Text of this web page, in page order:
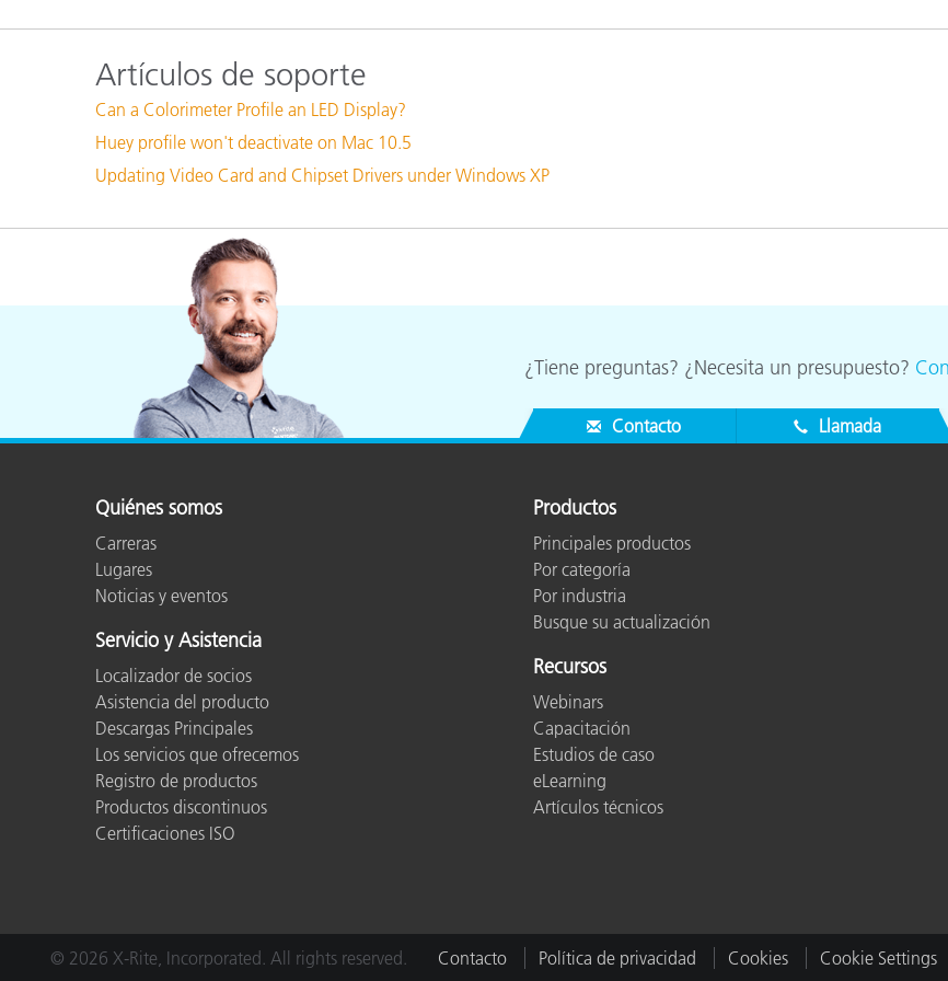
Artículos de soporte
Can a Colorimeter Profile an LED Display?
Huey profile won't deactivate on Mac 10.5
Updating Video Card and Chipset Drivers under Windows XP
¿Tiene preguntas? ¿Necesita un presupuesto?
Contacto Llamada
Quiénes somos
Carreras
Lugares
Noticias y eventos
Servicio y Asistencia
Localizador de socios
Asistencia del producto
Descargas Principales
Los servicios que ofrecemos
Registro de productos
Productos discontinuos
Certificaciones ISO
Productos
Principales productos
Por categoría
Por industria
Busque su actualización
Recursos
Webinars
Capacitación
Estudios de caso
eLearning
Artículos técnicos
© 2026 X-Rite, Incorporated. All rights reserved. Contacto Política de privacidad Cookies Cookie Settings